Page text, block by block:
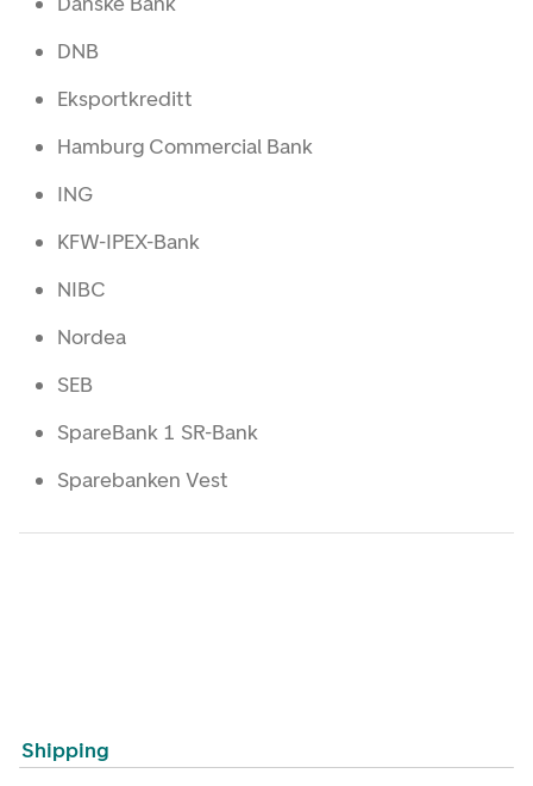
DNB
Eksportkreditt
Hamburg Commercial Bank
ING
KFW-IPEX-Bank
NIBC
Nordea
SEB
SpareBank 1 SR-Bank
Sparebanken Vest
Shipping